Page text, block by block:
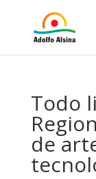
Todo
de